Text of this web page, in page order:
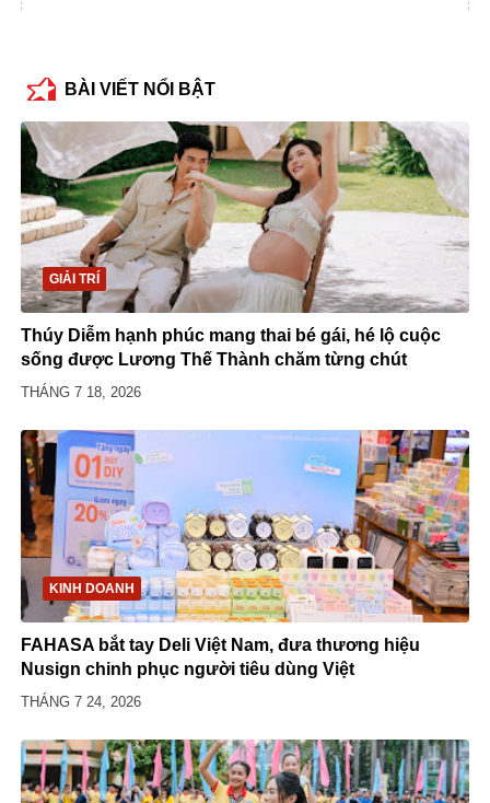
BÀI VIẾT NỔI BẬT
GIẢI TRÍ
Thúy Diễm hạnh phúc mang thai bé gái, hé lộ cuộc
sống được Lương Thế Thành chăm từng chút
THÁNG 7 18, 2026
KINH DOANH
FAHASA bắt tay Deli Việt Nam, đưa thương hiệu
Nusign chinh phục người tiêu dùng Việt
THÁNG 7 24, 2026